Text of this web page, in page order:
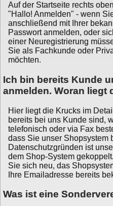
Auf der Startseite rechts
"Hallo! Anmelden" - wenn
anschließend mit Ihrer
Passwort anmelden, oder
einer Neuregistrierung
Sie als Fachkunde oder
möchten.
Ich bin bereits Kunde
anmelden. Woran liegt
Hier liegt die Krucks im
bereits bei uns Kunde sind,
telefonisch oder via Fax
dass Sie unser Shopsystem
Datenschutzgründen ist
dem Shop-System
Sie sich neu, das
Ihre Emailadresse bereits
Was ist eine